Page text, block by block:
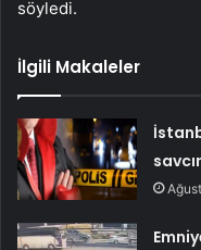
söyledi.
İlgili Makaleler